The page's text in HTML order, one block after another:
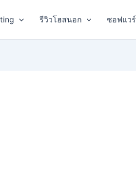
รีวิวโฮสนอก ซอฟแวร์